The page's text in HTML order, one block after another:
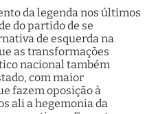
da legenda nos últimos
do partido de se
de esquerda na
as transformações
nacional também
com maior
fazem oposição à
ali a hegemonia da